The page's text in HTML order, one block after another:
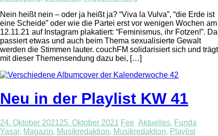
Nein heißt nein – oder ja heißt ja? “Viva la Vulva”, “die Erde ist
eine Scheide” oder wie die Partei erst vor wenigen Wochen am
12.11.21 auf Instagram plakatiert: “Feminismus, ihr Fotzen!”. Da
passiert etwas und auch beim Thema sexualisierte Gewalt
werden die Stimmen lauter. couchFM solidarisiert sich und trägt
mit dieser Themensendung dazu bei, […]
Neu in der Playlist KW 41
24. Oktober 202125. Oktober 2021 Fee Aktuelles, Funda
Yasar, Magazin, Musikredaktion, Musikredaktion, Playlist